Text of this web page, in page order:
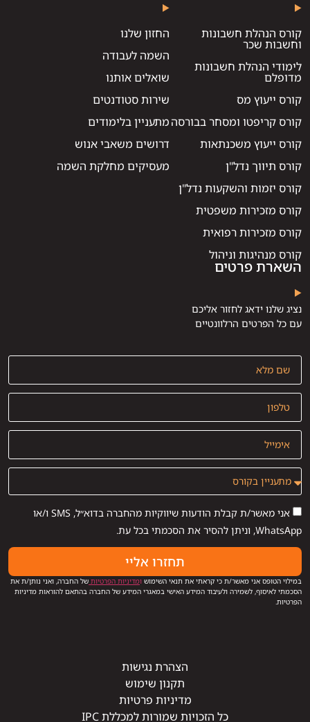
קורס הנהלת חשבונות
וחשבות שכר
לימודי הנהלת חשבונות
מדופלם
קורס ייעוץ מס
קורס קריפטו ומסחר בבורסה
קורס ייעוץ משכנתאות
קורס תיווך נדל"ן
קורס יזמות והשקעות נדל"ן
קורס מזכירות משפטית
קורס מזכירות רפואית
קורס מנהיגות וניהול
החזון שלנו
השמה לעבודה
שואלים אותנו
שירות סטודנטים
מתעניין בלימודים
דרושים משאבי אנוש
מעסיקים מחלקת השמה
השארת פרטים
נציג שלנו ידאג לחזור אליכם
עם כל הפרטים הרלוונטיים
אני מאשר/ת קבלת הודעות שיווקיות מהחברה בדוא״ל, SMS ו/או
WhatsApp, וניתן להסיר את הסכמתי בכל עת.
תחזרו אליי
במילוי הטופס אני מאשר/ת כי קראתי את תנאי השימוש ומדיניות הפרטיות של החברה, ואני נותן/ת את
הסכמתי לאיסוף, לשמירה ולעיבוד המידע האישי במאגרי המידע של החברה בהתאם להוראות מדיניות
הפרטיות.
הצהרת נגישות
תקנון שימוש
מדיניות פרטיות
כל הזכויות שמורות למכללת IPC